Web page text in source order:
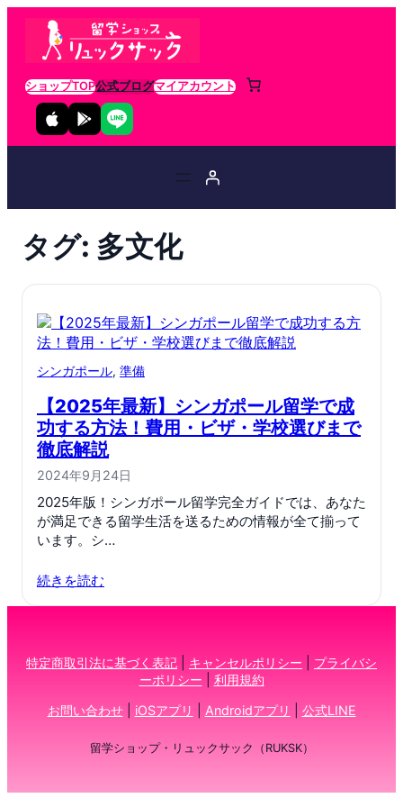
ショップTOP公式ブログマイアカウント
タグ: 多文化
シンガポール, 準備
【2025年最新】シンガポール留学で成
功する方法！費用・ビザ・学校選びまで
徹底解説
2024年9月24日
2025年版！シンガポール留学完全ガイドでは、あなた
が満足できる留学生活を送るための情報が全て揃って
います。シ…
続きを読む
特定商取引法に基づく表記 キャンセルポリシー
プライバシ
ーポリシー
利用規約
お問い合わせ| iOSアプリ Androidアプリ 公式LINE
留学ショップ・リュックサック（RUKSK）